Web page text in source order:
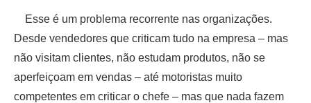
Esse é um problema recorrente nas organizações.
Desde vendedores que criticam tudo na empresa – mas
não visitam clientes, não estudam produtos, não se
aperfeiçoam em vendas – até motoristas muito
competentes em criticar o chefe – mas que nada fazem